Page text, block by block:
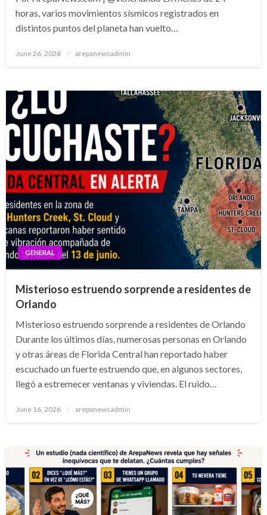
horas, varios movimientos sísmicos registrados en
distintos puntos del planeta han vuelto…
Posted
June 26, 2026 arepanewsadmin
GENERAL
Misterioso estruendo sorprende a residentes de
Orlando
Misterioso estruendo sorprende a residentes de Orlando
Durante los últimos días, numerosas personas en Orlando
y otras áreas de Florida Central han reportado haber
escuchado un fuerte estruendo que, en algunos sectores,
llegó a estremecer ventanas y viviendas. El ruido…
Posted
June 16, 2026 arepanewsadmin